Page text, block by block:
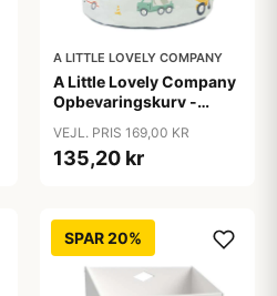
A LITTLE LOVELY COMPANY
A Little Lovely Company
Opbevaringskurv -
VEJL. PRIS 169,00 KR
135,20 kr
SPAR 20%